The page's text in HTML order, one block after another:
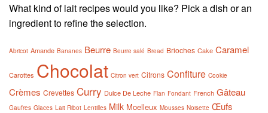
What kind of lait recipes would you like? Pick a dish or an
ingredient to refine the selection.
Abricot Amande Bananes Beurre Beurre salé Bread Brioches Cake Caramel
Carottes Chocolat Citron vert Citrons Confiture Cookie
Crèmes Crevettes Curry Dulce De Leche Flan Fondant French Gâteau
Gaufres Glaces Lait Ribot Lentilles Milk Moelleux Mousses Noisette Œufs